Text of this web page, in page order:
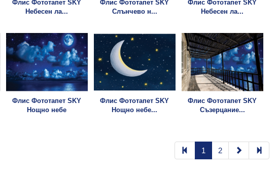
Флис Фототапет SKY
Небесен ла...
Флис Фототапет SKY
Слънчево н...
Флис Фототапет SKY
Небесен ла...
Флис Фототапет SKY
Нощно небе
Флис Фототапет SKY
Нощно небе...
Флис Фототапет SKY
Съзерцание...
1 2